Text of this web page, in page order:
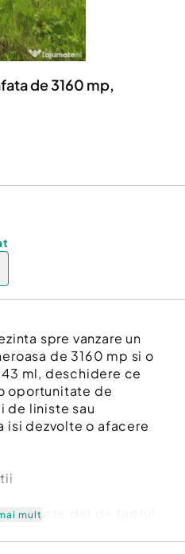
de 3160 mp,
spre vanzare un
de 3160 mp si o
ml, deschidere ce
oportunitate de
de liniste sau
isi dezvolte o afacere
este dat de faptul
mult